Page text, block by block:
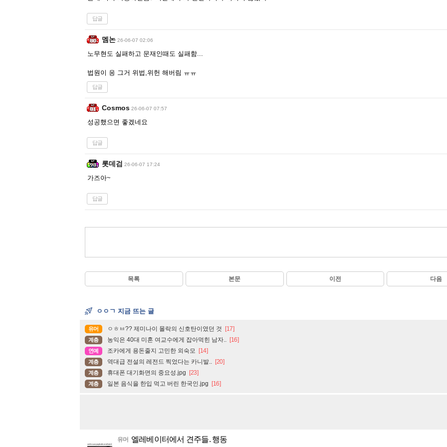
답글
멤논 26-06-07 02:06
노무현도 실패하고 문재인때도 실패함...
법원이 응 그거 위법,위헌 해버림 ㅠㅠ
답글
Cosmos 26-06-07 07:57
성공했으면 좋겠네요
답글
롯데검 26-06-07 17:24
가즈아~
답글
목록 본문 이전 다음
ㅇㅇㄱ 지금 뜨는 글
유머 ㅇㅎㅂ?? 제미나이 몰락의 신호탄이였던 것 [17]
계층 농익은 40대 미혼 여교수에게 잡아먹힌 남자.. [16]
연예 조카에게 용돈줄지 고민한 외숙모 [14]
계층 역대급 전설의 레전드 찍었다는 카니발.. [20]
계층 휴대폰 대기화면의 중요성.jpg [23]
계층 일본 음식을 한입 먹고 버린 한국인.jpg [16]
유머 엘레베이터에서 견주들. 행동